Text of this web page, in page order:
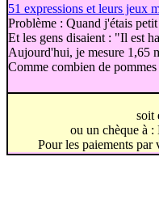
51 expressions et leurs jeux
Problème : Quand j'étais
Et les gens disaient : "Il est
Aujourd'hui, je mesure 1,65
Comme combien de
soit
ou un chèque à
Pour les paiements par